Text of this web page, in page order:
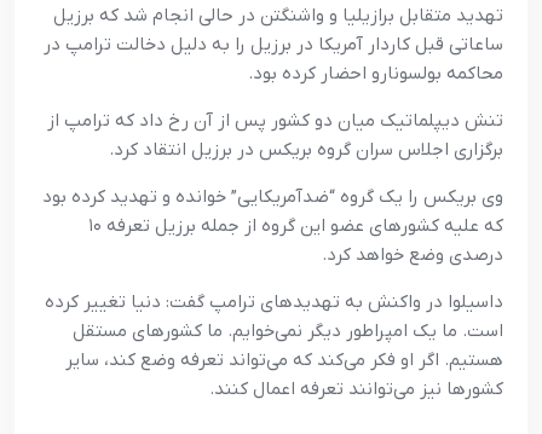
تهدید متقابل برازیلیا و واشنگتن در حالی انجام شد که برزیل
ساعاتی قبل کاردار آمریکا در برزیل را به دلیل دخالت ترامپ در
محاکمه بولسونارو احضار کرده بود.
تنش دیپلماتیک میان دو کشور پس از آن رخ داد که ترامپ از
برگزاری اجلاس سران گروه بریکس در برزیل انتقاد کرد.
وی بریکس را یک گروه “ضدآمریکایی” خوانده و تهدید کرده بود
که علیه کشورهای عضو این گروه از جمله برزیل تعرفه ۱۰
درصدی وضع خواهد کرد.
داسیلوا در واکنش به تهدیدهای ترامپ گفت: دنیا تغییر کرده
است. ما یک امپراطور دیگر نمی‌خوایم. ما کشورهای مستقل
هستیم. اگر او فکر می‌کند که می‌تواند تعرفه وضع کند، سایر
کشورها نیز می‌توانند تعرفه اعمال کنند.